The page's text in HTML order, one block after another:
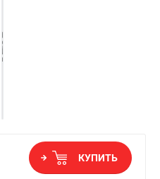
КУПИТЬ